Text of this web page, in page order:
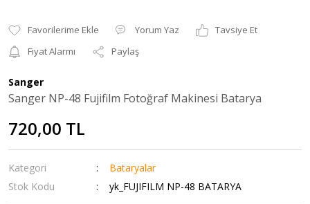
Yorum Yaz
Tavsiye Et
Fiyat Alarmı
Paylaş
Sanger
Sanger NP-48 Fujifilm Fotoğraf Makinesi Batarya
720,00 TL
Kategori
Bataryalar
Stok Kodu
yk_FUJIFILM NP-48 BATARYA